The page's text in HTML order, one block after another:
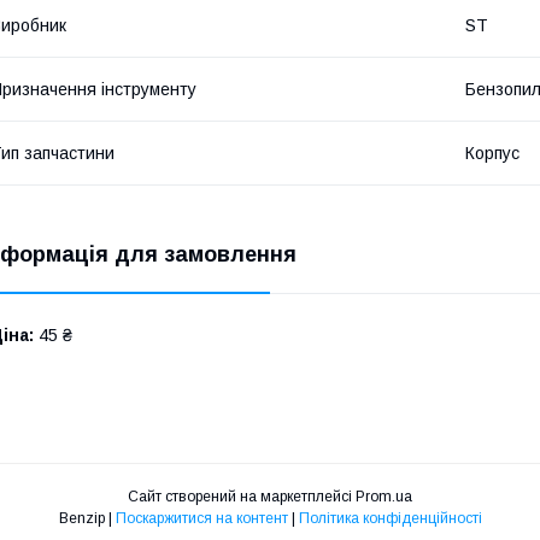
ST
інструменту
запчастини Корпус
для замовлення
45 ₴
Сайт створений на маркетплейсі Prom.ua
Benzip | Поскаржитися на контент | Політика конфіденційності